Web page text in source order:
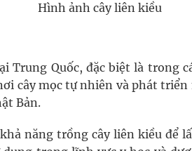
Hình ảnh cây liên kiều
Trung Quốc, đặc biệt là trong
cây mọc tự nhiên và phát
Bản.
năng trồng cây liên kiều để